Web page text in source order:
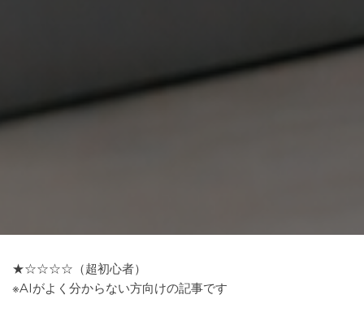
★☆☆☆☆（超初心者）
※AIがよく分からない方向けの記事です